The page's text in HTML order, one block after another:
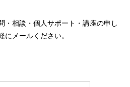
・相談・個人サポート・講座の申し
メールください。